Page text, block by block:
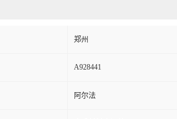
郑州
A928441
阿尔法